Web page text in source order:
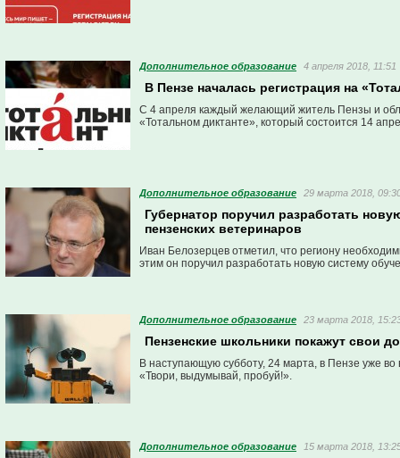
Дополнительное образование 4 апреля 2018, 11:51
В Пензе началась регистрация на
С 4 апреля каждый желающий житель Пензы и
«Тотальном диктанте», который состоится 14
Дополнительное образование 29 марта 2018,
Губернатор поручил разработать
пензенских ветеринаров
Иван Белозерцев отметил, что региону
этим он поручил разработать новую систему
Дополнительное образование 23 марта 2018,
Пензенские школьники покажут свои
В наступающую субботу, 24 марта, в Пензе уже
«Твори, выдумывай, пробуй!».
Дополнительное образование 15 марта 2018,